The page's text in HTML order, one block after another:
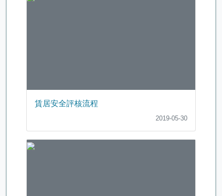
賃居安全評核流程
2019-05-30